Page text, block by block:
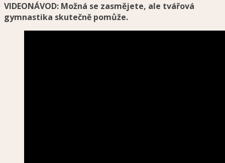
VIDEONÁVOD: Možná se zasmějete, ale tvářová
gymnastika skutečně pomůže.